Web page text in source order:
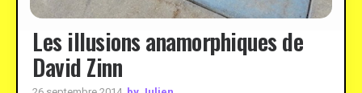
Les illusions anamorphiques de
David Zinn